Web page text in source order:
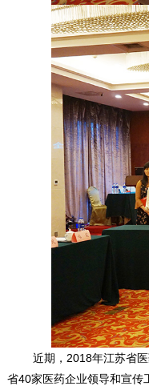
近期，2018年江苏省医药
省40家医药企业领导和宣传